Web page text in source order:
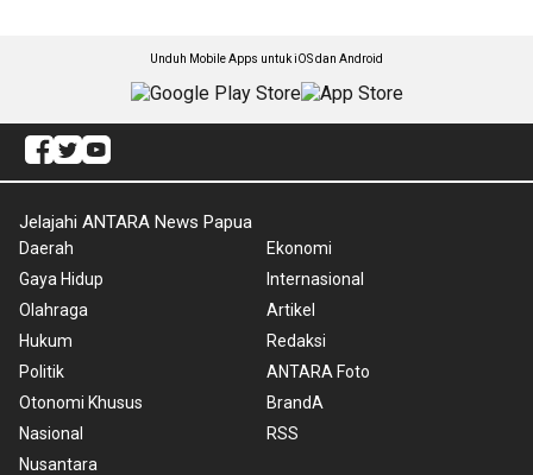
Unduh Mobile Apps untuk iOS dan Android
Jelajahi ANTARA News Papua
Daerah
Gaya Hidup
Olahraga
Hukum
Politik
Otonomi Khusus
Nasional
Nusantara
Ekonomi
Internasional
Artikel
Redaksi
ANTARA Foto
BrandA
RSS